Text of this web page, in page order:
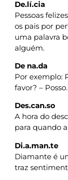
De.lí.cia
Pessoas
os pais por
uma palavra
alguém.
De na.da
Por exemplo:
favor? –
Des.can.so
A hora do
para quando
Di.a.man.te
Diamante é
traz